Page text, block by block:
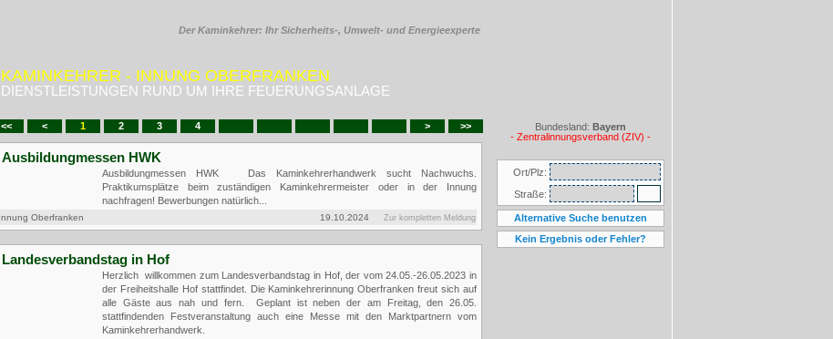
Der Kaminkehrer: Ihr Sicherheits-, Umwelt- und Energieexperte
KAMINKEHRER - INNUNG OBERFRANKEN
DIENSTLEISTUNGEN RUND UM IHRE FEUERUNGSANLAGE
<< < 1 2 3 4 > >>
Ausbildungmessen HWK
Ausbildungmessen HWK Das Kaminkehrerhandwerk sucht Nachwuchs.
Praktikumsplätze beim zuständigen Kaminkehrermeister oder in der Innung
nachfragen! Bewerbungen natürlich...
Zur kompletten Meldung
Landesverbandstag in Hof
Herzlich willkommen zum Landesverbandstag in Hof, der vom 24.05.-26.05.2023 in
der Freiheitshalle Hof stattfindet. Die Kaminkehrerinnung Oberfranken freut sich auf
alle Gäste aus nah und fern. Geplant ist neben der am Freitag, den 26.05.
stattfindenden Festveranstaltung auch eine Messe mit den Marktpartnern vom
Bundesland: Bayern
- Zentralinnungsverband (ZIV) -